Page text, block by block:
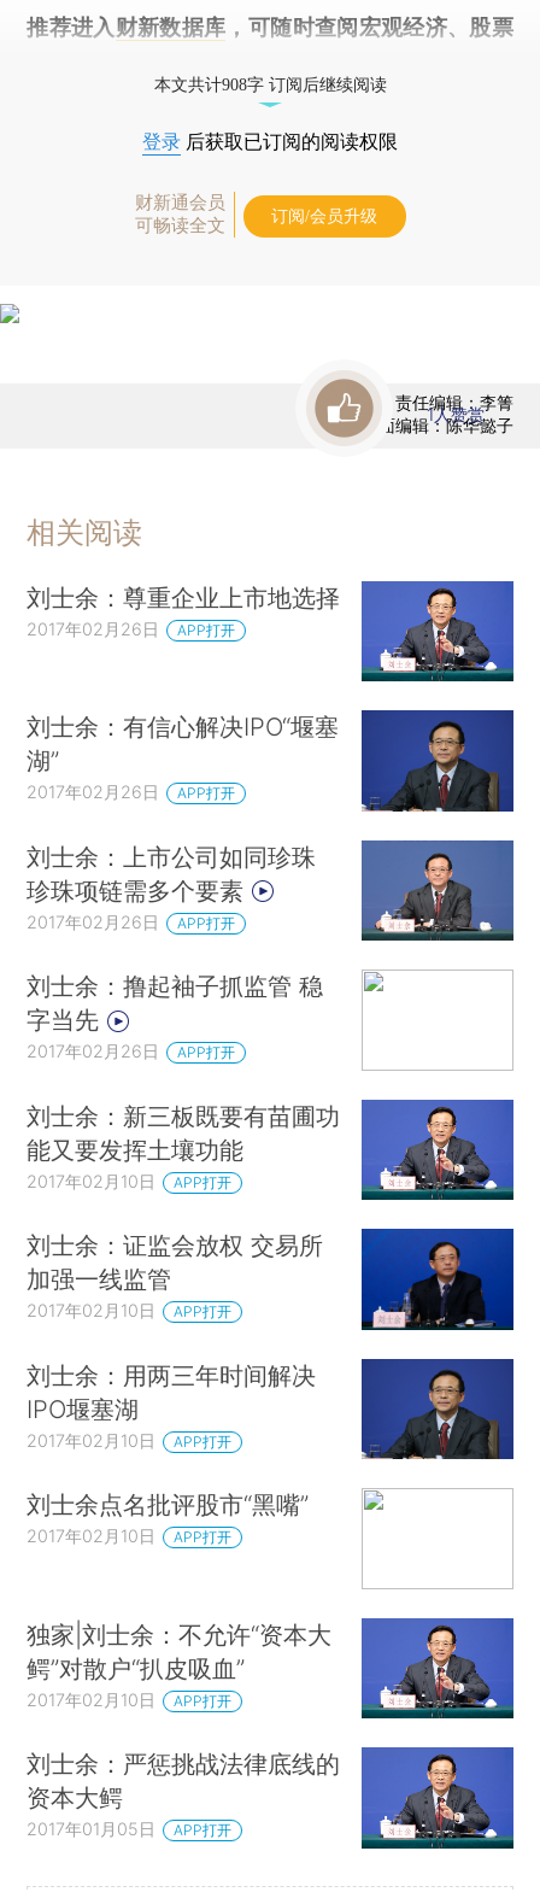
推荐进入 财新数据库 ，可随时查阅宏观经济、股票
本文共计908字 订阅后继续阅读
登录 后获取已订阅的阅读权限
财新通会员
可畅读全文
订阅/会员升级
责任编辑：李箐
版面编辑：陈华懿子
1人赞赏
相关阅读
刘士余：尊重企业上市地选择
2017年02月26日 APP打开
刘士余：有信心解决IPO“堰塞
湖”
2017年02月26日 APP打开
刘士余：上市公司如同珍珠
珍珠项链需多个要素
2017年02月26日 APP打开
刘士余：撸起袖子抓监管 稳
字当先
2017年02月26日 APP打开
刘士余：新三板既要有苗圃功
能又要发挥土壤功能
2017年02月10日 APP打开
刘士余：证监会放权 交易所
加强一线监管
2017年02月10日 APP打开
刘士余：用两三年时间解决
IPO堰塞湖
2017年02月10日 APP打开
刘士余点名批评股市“黑嘴”
2017年02月10日 APP打开
独家|刘士余：不允许“资本大
鳄”对散户“扒皮吸血”
2017年02月10日 APP打开
刘士余：严惩挑战法律底线的
资本大鳄
2017年01月05日 APP打开